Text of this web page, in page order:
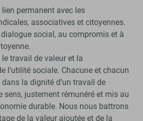
lien permanent avec les
associatives et citoyennes.
social, au compromis et à
travail de valeur et la
l’utilité sociale. Chacune et chacun
la dignité d’un travail de
sens, justement rémunéré et mis au
durable. Nous nous battrons
de la valeur ajoutée et de la